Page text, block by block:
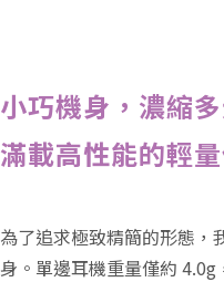
小巧機身，濃縮
滿載高性能的輕
為了追求極致精簡的形態，
身。單邊耳機重量僅約